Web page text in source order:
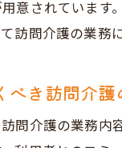
意されています
訪問介護の業務
べき訪問介護
問介護の業務内